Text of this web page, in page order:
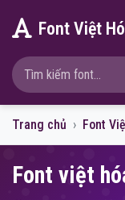
Font Việt
Trang chủ Font
Font việt